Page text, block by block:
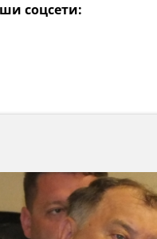
соцсети: